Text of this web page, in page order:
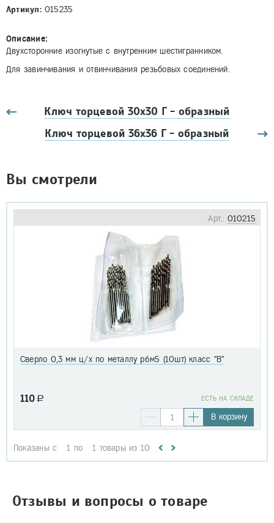
Артикул:015235
Описание:
Двухсторонние изогнутые с внутренним шестигранником.
Для завинчивания и отвинчивания резьбовых соединений.
Ключ торцевой 30х30 Г - образный
Ключ торцевой 36х36 Г - образный
Вы смотрели
Арт.: 010215
Сверло 0,3 мм ц/х по металлу р6м5 (10шт) класс "В"
110 a EСТЬ НА СКЛАДЕ
В корзину
Показаны с 1 по 1 товары из 10
Отзывы и вопросы о товаре